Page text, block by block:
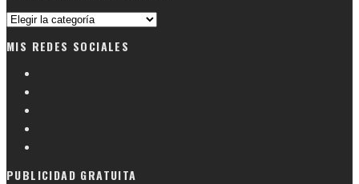
Busqueda
categorias
MIS REDES SOCIALES
PUBLICIDAD GRATUITA